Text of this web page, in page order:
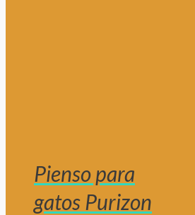
Pienso para
gatos Purizon